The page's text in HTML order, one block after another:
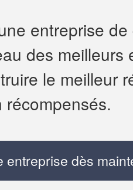
entreprise
des meilleurs
le meilleur
entreprise dès